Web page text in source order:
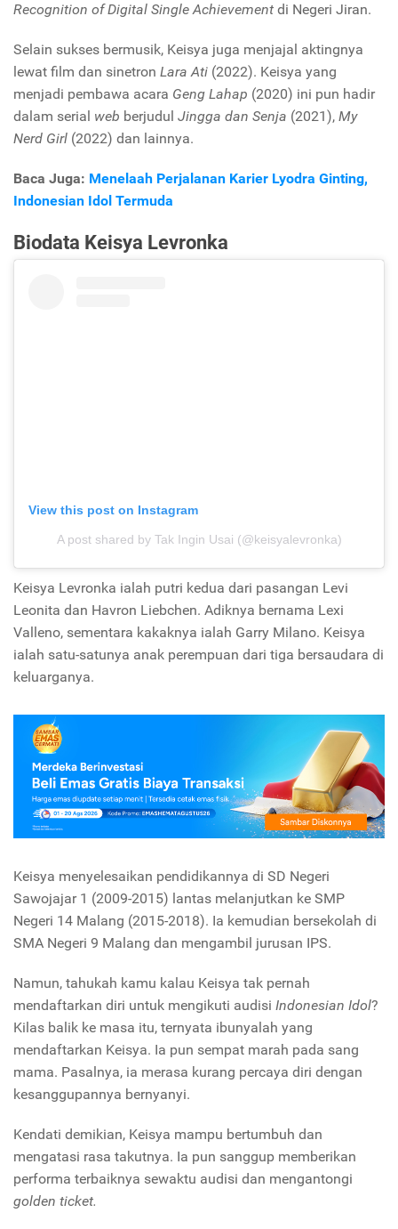
Recognition of Digital Single Achievement di Negeri Jiran.
Selain sukses bermusik, Keisya juga menjajal aktingnya
lewat film dan sinetron Lara Ati (2022). Keisya yang
menjadi pembawa acara Geng Lahap (2020) ini pun hadir
dalam serial web berjudul Jingga dan Senja (2021), My
Nerd Girl (2022) dan lainnya.
Baca Juga: Menelaah Perjalanan Karier Lyodra Ginting,
Indonesian Idol Termuda
Biodata Keisya Levronka
View this post on Instagram
A post shared by Tak Ingin Usai (@keisyalevronka)
Keisya Levronka ialah putri kedua dari pasangan Levi
Leonita dan Havron Liebchen. Adiknya bernama Lexi
Valleno, sementara kakaknya ialah Garry Milano. Keisya
ialah satu-satunya anak perempuan dari tiga bersaudara di
keluarganya.
Keisya menyelesaikan pendidikannya di SD Negeri
Sawojajar 1 (2009-2015) lantas melanjutkan ke SMP
Negeri 14 Malang (2015-2018). Ia kemudian bersekolah di
SMA Negeri 9 Malang dan mengambil jurusan IPS.
Namun, tahukah kamu kalau Keisya tak pernah
mendaftarkan diri untuk mengikuti audisi Indonesian Idol?
Kilas balik ke masa itu, ternyata ibunyalah yang
mendaftarkan Keisya. Ia pun sempat marah pada sang
mama. Pasalnya, ia merasa kurang percaya diri dengan
kesanggupannya bernyanyi.
Kendati demikian, Keisya mampu bertumbuh dan
mengatasi rasa takutnya. Ia pun sanggup memberikan
performa terbaiknya sewaktu audisi dan mengantongi
golden ticket.